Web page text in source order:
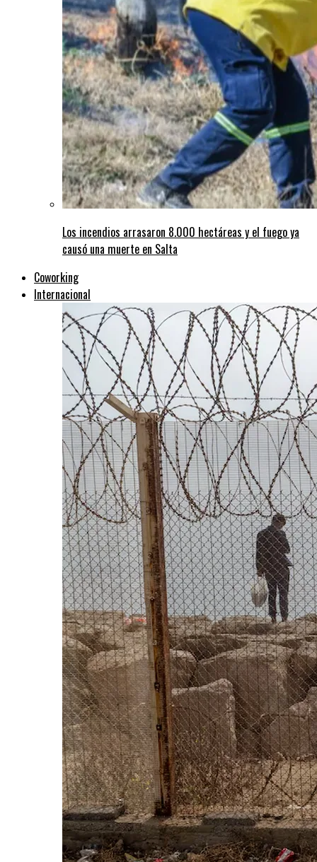
Los incendios arrasaron 8.000 hectáreas y el fuego ya
causó una muerte en Salta
Coworking
Internacional